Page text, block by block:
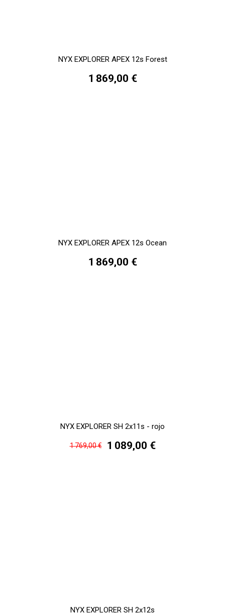
NYX EXPLORER APEX 12s Forest
1 869,00 €
NYX EXPLORER APEX 12s Ocean
1 869,00 €
NYX EXPLORER SH 2x11s - rojo
1 769,00 € 1 089,00 €
NYX EXPLORER SH 2x12s